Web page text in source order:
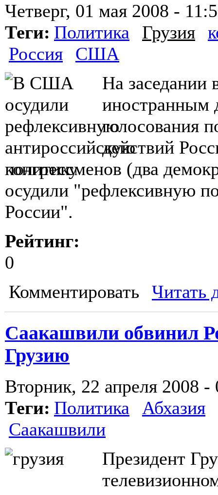
Четверг, 01 мая 2008 -
Теги: Политика Грузия
Россия
США
На заседании
иностранным
голосования
действий
конгрессменов (два
осудили "рефлексивную
России".
Рейтинг:
0
Комментировать
Читать
Саакашвили обвинил
Грузию
Вторник, 22 апреля 2008 -
Теги: Политика
Абхазия
Саакашвили
Президент